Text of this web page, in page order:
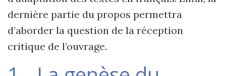
dernière partie du propos permettra
d’aborder la question de la réception
critique de l’ouvrage.